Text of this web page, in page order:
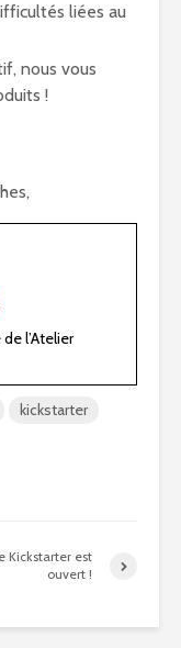
liées au
nous vous
!
l’Atelier
kickstarter
Kickstarter est
ouvert !